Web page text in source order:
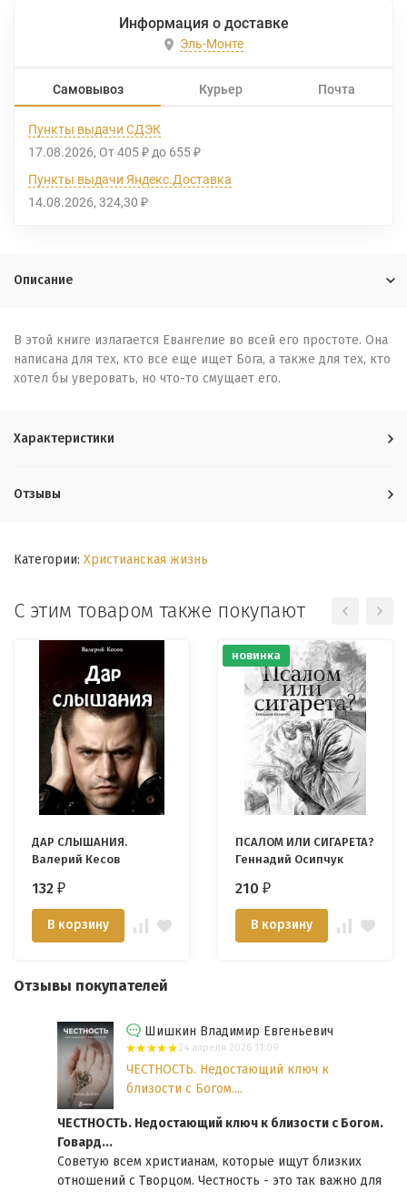
Информация о доставке
Эль-Монте
Самовывоз Курьер Почта
Пункты выдачи СДЭК
17.08.2026 От 405 ₽ до 655 ₽
Пункты выдачи Яндекс.Доставка
14.08.2026 324,30 ₽
Описание
В этой книге излагается Евангелие во всей его простоте. Она
написана для тех, кто все еще ищет Бога, а также для тех, кто
хотел бы уверовать, но что-то смущает его.
Характеристики
Отзывы
Категории: Христианская жизнь
С этим товаром также покупают
ДАР СЛЫШАНИЯ.
Валерий Кесов
132 ₽
В корзину
новинка
ПСАЛОМ ИЛИ СИГАРЕТА?
Геннадий Осипчук
210 ₽
В корзину
Отзывы покупателей
Шишкин Владимир Евгеньевич
24 апреля 2026 11:09
ЧЕСТНОСТЬ. Недостающий ключ к
близости с Богом....
ЧЕСТНОСТЬ. Недостающий ключ к близости с Богом.
Говард...
Советую всем христианам, которые ищут близких
отношений с Творцом. Честность - это так важно для